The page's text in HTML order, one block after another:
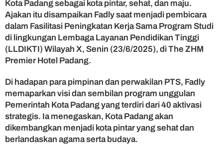
t
a
P
a
d
n
J
a
d
i
S
m
Kota Padang sebagai kota pintar, sehat, dan maju.
Ajakan itu disampaikan Fadly saat menjadi pembicara
dalam Fasilitasi Peningkatan Kerja Sama Program Studi
di lingkungan Lembaga Layanan Pendidikan Tinggi
(LLDIKTI) Wilayah X, Senin (23/6/2025), di The ZHM
Premier Hotel Padang.
Di hadapan para pimpinan dan perwakilan PTS, Fadly
memaparkan visi dan sembilan program unggulan
Pemerintah Kota Padang yang terdiri dari 40 aktivasi
strategis. Ia menegaskan, Kota Padang akan
dikembangkan menjadi kota pintar yang sehat dan
berlandaskan agama serta budaya.